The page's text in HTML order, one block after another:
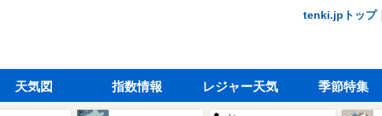
tenki.jpトップ｜
天気図 指数情報 レジャー天気 季節特集